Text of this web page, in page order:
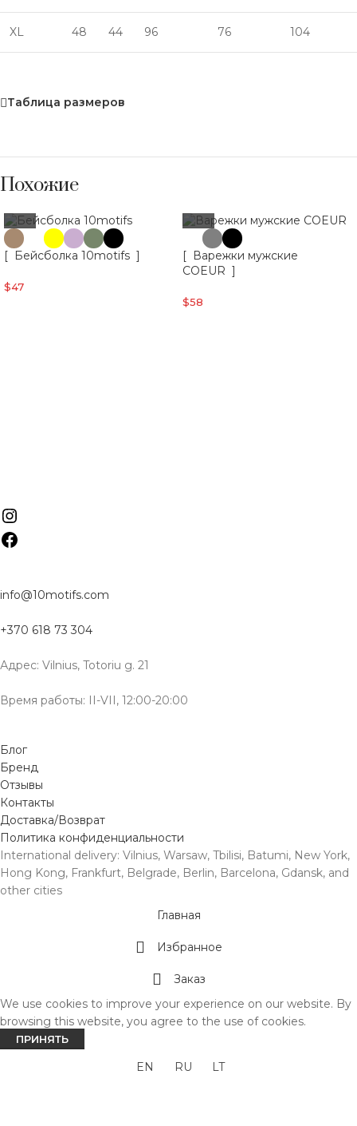
XL 48 44 96 76 104
Таблица размеров
Похожие
[ Бейсболка 10motifs ]
$47
[ Варежки мужские
COEUR ]
$58
info@10motifs.com
+370 618 73 304
Адрес: Vilnius, Totoriu g. 21
Время работы: II-VII, 12:00-20:00
Блог
Бренд
Отзывы
Контакты
Доставка/Возврат
Политика конфиденциальности
International delivery: Vilnius, Warsaw, Tbilisi, Batumi, New York,
Hong Kong, Frankfurt, Belgrade, Berlin, Barcelona, Gdansk, and
other cities
Главная
Избранное
Заказ
We use cookies to improve your experience on our website. By
browsing this website, you agree to the use of cookies.
ПРИНЯТЬ
EN RU LT